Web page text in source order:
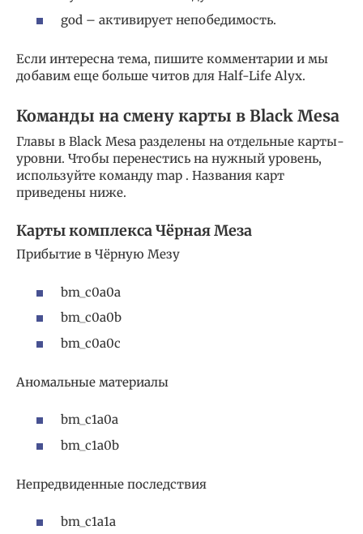
god – активирует непобедимость.
Если интересна тема, пишите комментарии и мы
добавим еще больше читов для Half-Life Alyx.
Команды на смену карты в Black Mesa
Главы в Black Mesa разделены на отдельные карты-
уровни. Чтобы перенестись на нужный уровень,
используйте команду map . Названия карт
приведены ниже.
Карты комплекса Чёрная Меза
Прибытие в Чёрную Мезу
bm_c0a0a
bm_c0a0b
bm_c0a0c
Аномальные материалы
bm_c1a0a
bm_c1a0b
Непредвиденные последствия
bm_c1a1a